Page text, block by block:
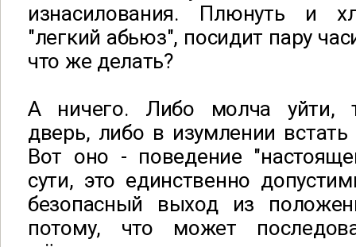
изнасилования. Плюнуть и
"легкий абьюз", посидит пару
что же делать?
А ничего. Либо молча уйти,
дверь, либо в изумлении
Вот оно - поведение
сути, это единственно
безопасный выход из
потому, что может